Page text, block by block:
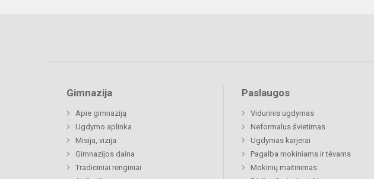
Gimnazija
Apie gimnaziją
Ugdymo aplinka
Misija, vizija
Gimnazijos daina
Tradiciniai renginiai
Paslaugos
Vidurinis ugdymas
Neformalus švietimas
Ugdymas karjerai
Pagalba mokiniams ir tėvams
Mokinių maitinimas